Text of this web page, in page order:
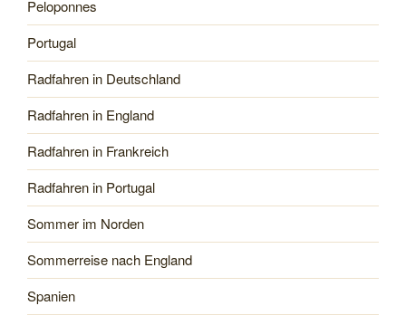
Peloponnes
Portugal
Radfahren in Deutschland
Radfahren in England
Radfahren in Frankreich
Radfahren in Portugal
Sommer im Norden
Sommerreise nach England
Spanien